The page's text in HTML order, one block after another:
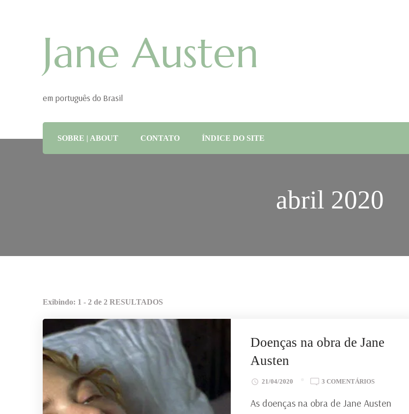
Jane Austen
em português do Brasil
SOBRE | ABOUT CONTATO ÍNDICE DO SITE
abril 2020
Exibindo: 1 - 2 de 2 RESULTADOS
Doenças na obra de Jane
Austen
21/04/2020 3 COMENTÁRIOSEM
NA
As doenças na obra de Jane Austen